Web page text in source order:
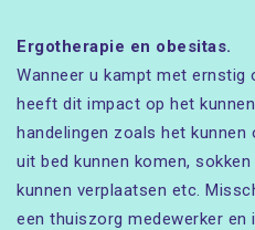
Ergotherapie en obesitas.
Wanneer u kampt met
heeft dit impact op het
handelingen zoals het
uit bed kunnen komen,
kunnen verplaatsen etc.
een thuiszorg medewerker en